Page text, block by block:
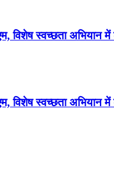
स्वच्छता अभियान में
स्वच्छता अभियान में